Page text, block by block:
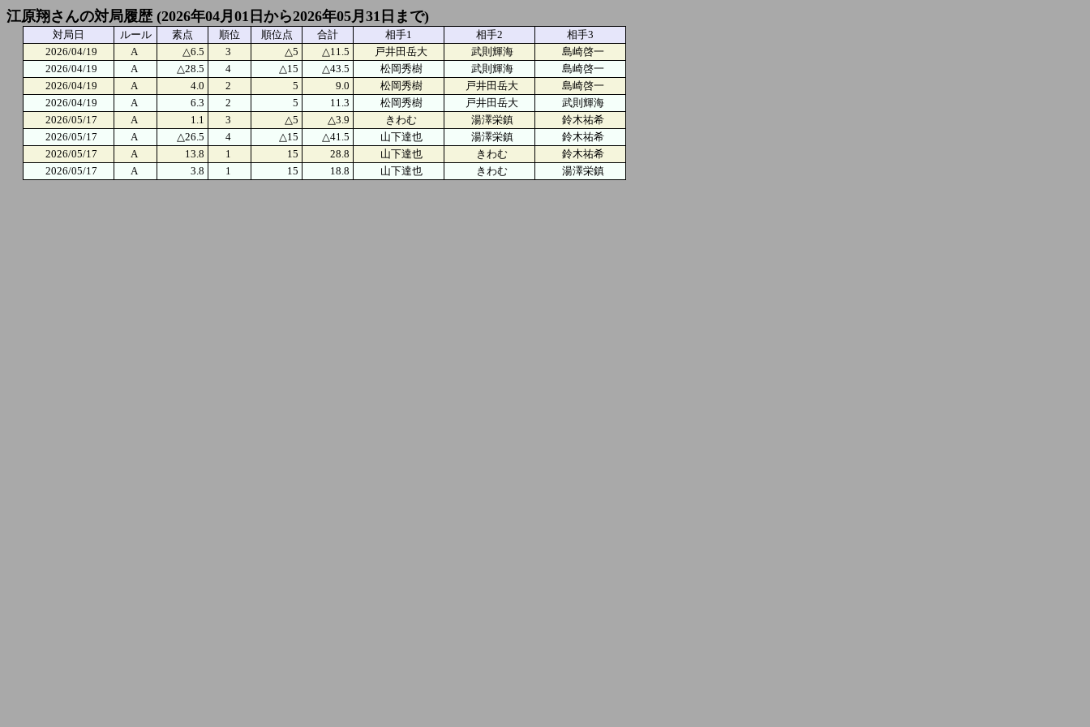
江原翔さんの対局履歴 (2026年04月01日から2026年05月31日まで)
対局日 ルール 素点 順位 順位点 合計 相手1 相手2
相手3
2026/04/19
A △6.5 3 △5 △11.5 戸井田岳大 武則輝海
島崎啓一
2026/04/19
A △28.5 4 △15 △43.5 松岡秀樹 武則輝海
島崎啓一
2026/04/19
A 4.0 2 5 9.0 松岡秀樹 戸井田岳大
島崎啓一
2026/04/19
A 6.3 2 5 11.3 松岡秀樹 戸井田岳大
武則輝海
2026/05/17
A 1.1 3 △5 △3.9 きわむ 湯澤栄鎮
鈴木祐希
2026/05/17
A △26.5 4 △15 △41.5 山下達也 湯澤栄鎮
鈴木祐希
2026/05/17
A 13.8 1 15 28.8 山下達也 きわむ
鈴木祐希
2026/05/17
A 3.8 1 15 18.8 山下達也 きわむ 湯澤栄鎮